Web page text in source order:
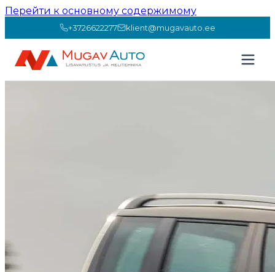
Перейти к основному содержимому
+3726622277 klient@mugavauto.ee